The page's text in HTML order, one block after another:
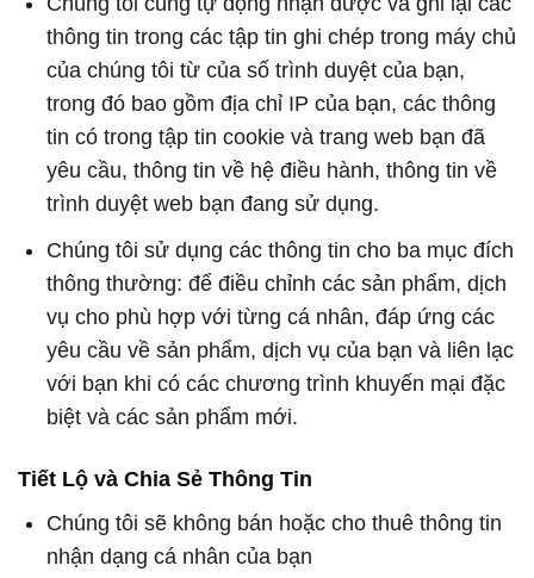
thông tin trong các tập tin ghi chép trong máy chủ
của chúng tôi từ của số trình duyệt của bạn,
trong đó bao gồm địa chỉ IP của bạn, các thông
tin có trong tập tin cookie và trang web bạn đã
yêu cầu, thông tin về hệ điều hành, thông tin về
trình duyệt web bạn đang sử dụng.
Chúng tôi sử dụng các thông tin cho ba mục đích
thông thường: để điều chỉnh các sản phẩm, dịch
vụ cho phù hợp với từng cá nhân, đáp ứng các
yêu cầu về sản phẩm, dịch vụ của bạn và liên lạc
với bạn khi có các chương trình khuyến mại đặc
biệt và các sản phẩm mới.
Tiết Lộ và Chia Sẻ Thông Tin
Chúng tôi sẽ không bán hoặc cho thuê thông tin
nhận dạng cá nhân của bạn